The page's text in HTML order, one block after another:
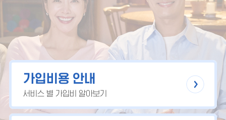
가입비용 안내
서비스 별 가입비 알아보기